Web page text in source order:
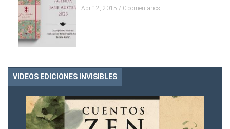
Abr 12, 2015 / 0 comentarios
VIDEOS EDICIONES INVISIBLES